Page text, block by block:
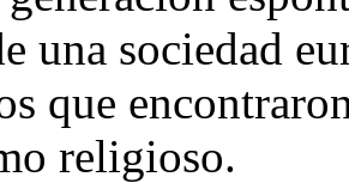
una sociedad
que
religioso.